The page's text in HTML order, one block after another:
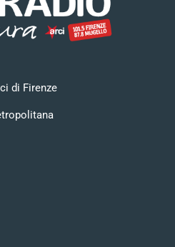
di Firenze